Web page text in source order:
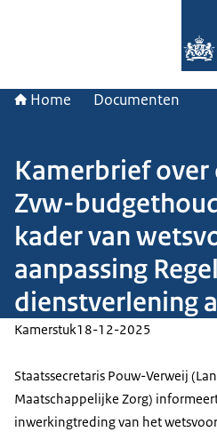
Home Documenten
Kamerbrief
Zvw-
kader van
aanpassing
dienstverlening
Kamerstuk18-12-2025
Staatssecretaris Pouw-Verweij
Maatschappelijke Zorg)
inwerkingtreding van het